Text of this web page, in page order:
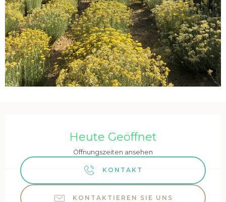
Heute Geöffnet
Öffnungszeiten ansehen
KONTAKT
KONTAKTIEREN SIE UNS